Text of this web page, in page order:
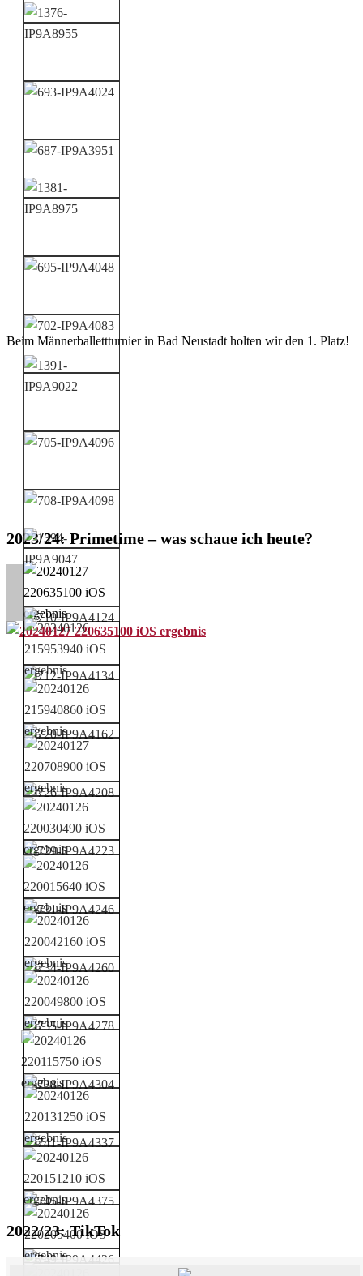
Beim Männerballettturnier in Bad Neustadt holten wir den 1. Platz!
2023/24: Primetime – was schaue ich heute?
2022/23: TikTok